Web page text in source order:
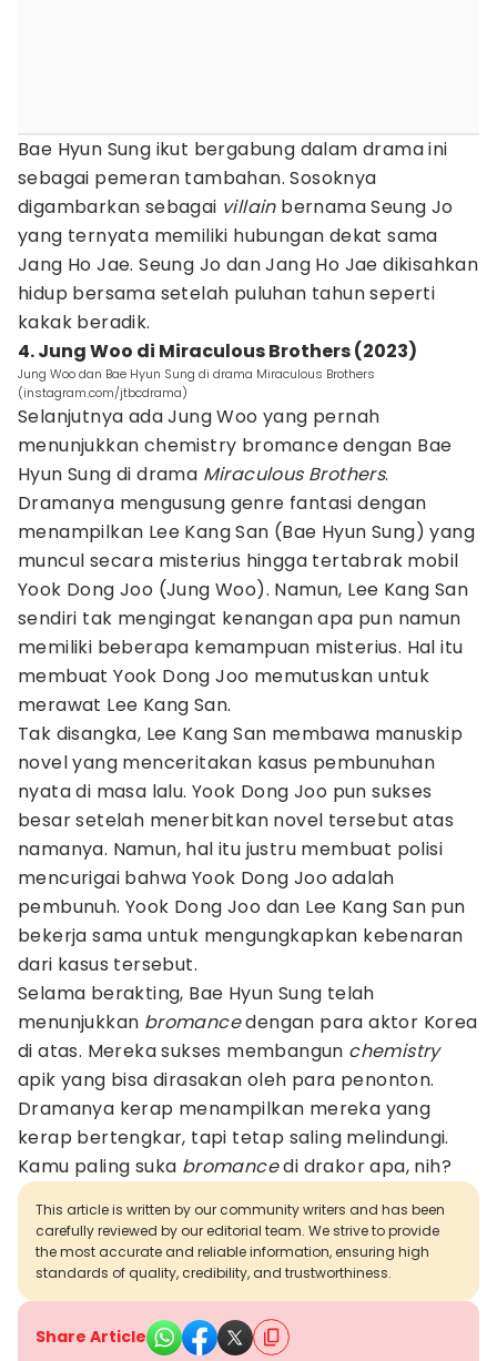
Bae Hyun Sung ikut bergabung dalam drama ini
sebagai pemeran tambahan. Sosoknya
digambarkan sebagai villainbernama Seung Jo
yang ternyata memiliki hubungan dekat sama
Jang Ho Jae. Seung Jo dan Jang Ho Jae dikisahkan
hidup bersama setelah puluhan tahun seperti
kakak beradik.
4. Jung Woo di Miraculous Brothers (2023)
Jung Woo dan Bae Hyun Sung di drama Miraculous Brothers
(instagram.com/jtbcdrama)
Selanjutnya ada Jung Woo yang pernah
menunjukkan chemistry bromance dengan Bae
Hyun Sung di drama Miraculous Brothers.
Dramanya mengusung genre fantasi dengan
menampilkan Lee Kang San (Bae Hyun Sung) yang
muncul secara misterius hingga tertabrak mobil
Yook Dong Joo (Jung Woo). Namun, Lee Kang San
sendiri tak mengingat kenangan apa pun namun
memiliki beberapa kemampuan misterius. Hal itu
membuat Yook Dong Joo memutuskan untuk
merawat Lee Kang San.
Tak disangka, Lee Kang San membawa manuskip
novel yang menceritakan kasus pembunuhan
nyata di masa lalu. Yook Dong Joo pun sukses
besar setelah menerbitkan novel tersebut atas
namanya. Namun, hal itu justru membuat polisi
mencurigai bahwa Yook Dong Joo adalah
pembunuh. Yook Dong Joo dan Lee Kang San pun
bekerja sama untuk mengungkapkan kebenaran
dari kasus tersebut.
Selama berakting, Bae Hyun Sung telah
menunjukkan bromancedengan para aktor Korea
di atas. Mereka sukses membangun chemistry
apik yang bisa dirasakan oleh para penonton.
Dramanya kerap menampilkan mereka yang
kerap bertengkar, tapi tetap saling melindungi.
Kamu paling suka bromancedi drakor apa, nih?
This article is written by our community writers and has been
carefully reviewed by our editorial team. We strive to provide
the most accurate and reliable information, ensuring high
standards of quality, credibility, and trustworthiness.
Share Article